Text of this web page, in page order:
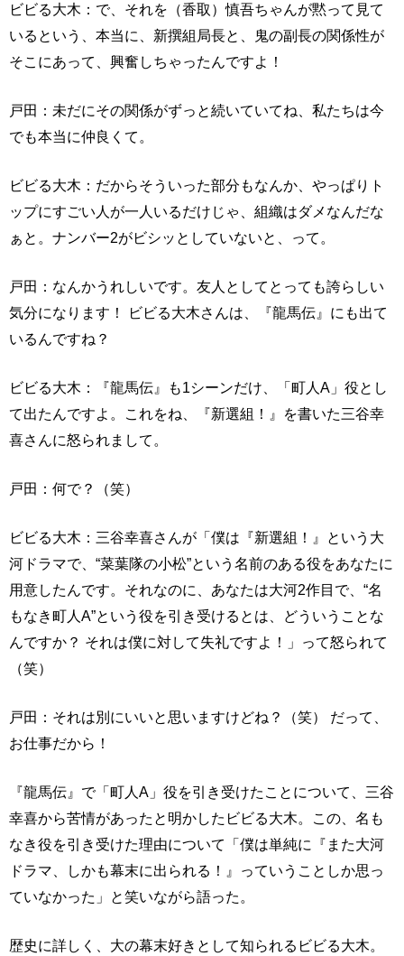
ビビる大木：で、それを（香取）慎吾ちゃんが黙って見て
いるという、本当に、新撰組局長と、鬼の副長の関係性が
そこにあって、興奮しちゃったんですよ！
戸田：未だにその関係がずっと続いていてね、私たちは今
でも本当に仲良くて。
ビビる大木：だからそういった部分もなんか、やっぱりト
ップにすごい人が一人いるだけじゃ、組織はダメなんだな
ぁと。ナンバー2がビシッとしていないと、って。
戸田：なんかうれしいです。友人としてとっても誇らしい
気分になります！ ビビる大木さんは、『龍馬伝』にも出て
いるんですね？
ビビる大木：『龍馬伝』も1シーンだけ、「町人A」役とし
て出たんですよ。これをね、『新選組！』を書いた三谷幸
喜さんに怒られまして。
戸田：何で？（笑）
ビビる大木：三谷幸喜さんが「僕は『新選組！』という大
河ドラマで、“菜葉隊の小松”という名前のある役をあなたに
用意したんです。それなのに、あなたは大河2作目で、“名
もなき町人A”という役を引き受けるとは、どういうことな
んですか？ それは僕に対して失礼ですよ！」って怒られて
（笑）
戸田：それは別にいいと思いますけどね？（笑） だって、
お仕事だから！
『龍馬伝』で「町人A」役を引き受けたことについて、三谷
幸喜から苦情があったと明かしたビビる大木。この、名も
なき役を引き受けた理由について「僕は単純に『また大河
ドラマ、しかも幕末に出られる！』っていうことしか思っ
ていなかった」と笑いながら語った。
歴史に詳しく、大の幕末好きとして知られるビビる大木。